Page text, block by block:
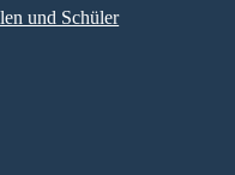
und Schüler